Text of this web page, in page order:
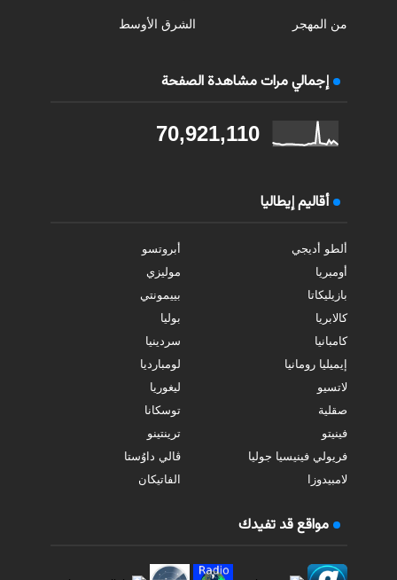
من المهجر الشرق الأوسط
إجمالي مرات مشاهدة الصفحة
70,921,110
أقاليم إيطاليا
ألطو أديجي
أبروتسو
أومبريا
موليزي
بازيليكاتا
بييمونتي
كالابريا
بوليا
كامبانيا
سردينيا
إيميليا رومانيا
لومبارديا
لاتسيو
ليغوريا
صقلية
توسكانا
فينيتو
ترينتينو
فريولي فينيسيا جوليا
ڤالي داوُستا
لامبيدوزا
الفاتيكان
مواقع قد تفيدك